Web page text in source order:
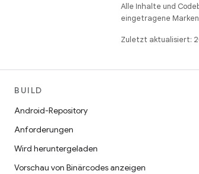
Alle Inhalte und
eingetragene
Zuletzt aktualisiert:
BUILD
Android-Repository
Anforderungen
Wird heruntergeladen
Vorschau von Binärcodes anzeigen